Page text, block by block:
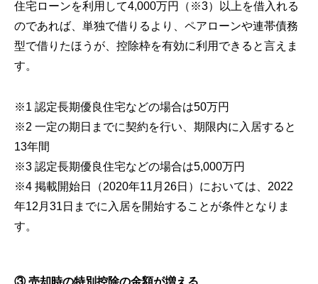
住宅ローンを利用して4,000万円（※3）以上を借入れる
のであれば、単独で借りるより、ペアローンや連帯債務
型で借りたほうが、控除枠を有効に利用できると言えま
す。
※1 認定長期優良住宅などの場合は50万円
※2 一定の期日までに契約を行い、期限内に入居すると
13年間
※3 認定長期優良住宅などの場合は5,000万円
※4 掲載開始日（2020年11月26日）においては、2022
年12月31日までに入居を開始することが条件となりま
す。